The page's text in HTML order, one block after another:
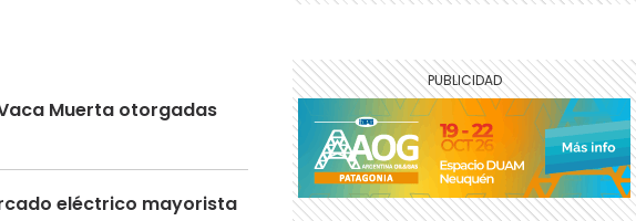
Muerta otorgadas
eléctrico mayorista